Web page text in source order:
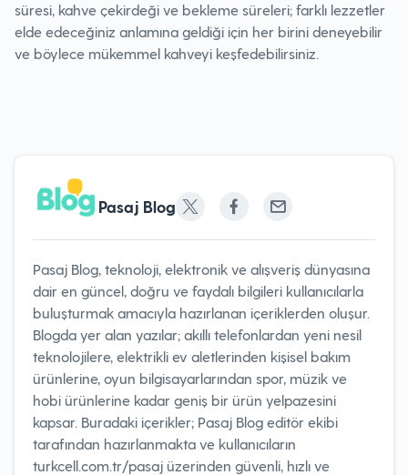
süresi, kahve çekirdeği ve bekleme süreleri; farklı lezzetler
elde edeceğiniz anlamına geldiği için her birini deneyebilir
ve böylece mükemmel kahveyi keşfedebilirsiniz.
Pasaj Blog
Pasaj Blog, teknoloji, elektronik ve alışveriş dünyasına
dair en güncel, doğru ve faydalı bilgileri kullanıcılarla
buluşturmak amacıyla hazırlanan içeriklerden oluşur.
Blogda yer alan yazılar; akıllı telefonlardan yeni nesil
teknolojilere, elektrikli ev aletlerinden kişisel bakım
ürünlerine, oyun bilgisayarlarından spor, müzik ve
hobi ürünlerine kadar geniş bir ürün yelpazesini
kapsar. Buradaki içerikler; Pasaj Blog editör ekibi
tarafından hazırlanmakta ve kullanıcıların
turkcell.com.tr/pasaj üzerinden güvenli, hızlı ve